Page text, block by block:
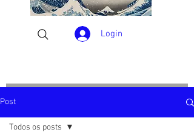
Login
Post
Todos os posts